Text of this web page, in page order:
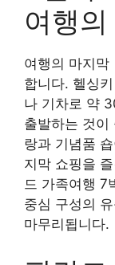
여행
여행의 마지막
합니다. 헬싱
나 기차로 약
출발하는 것이
랑과 기념품
지막 쇼핑을
드 가족여행 7
중심 구성의
마무리됩니다.